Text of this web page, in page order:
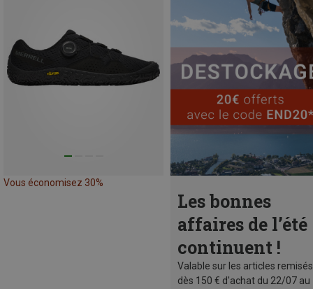
Vous économisez 30%
Les bonnes
affaires de l’été
continuent !
Valable sur les articles remisés
dès 150 € d'achat du 22/07 au